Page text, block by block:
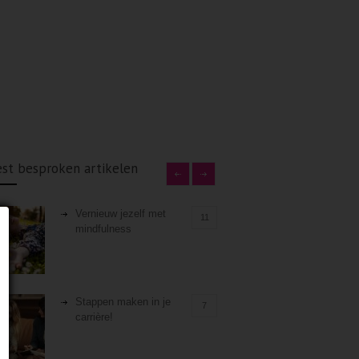
besproken artikelen
Vernieuw jezelf met
mindfulness
Stappen maken in je
carrière!
7